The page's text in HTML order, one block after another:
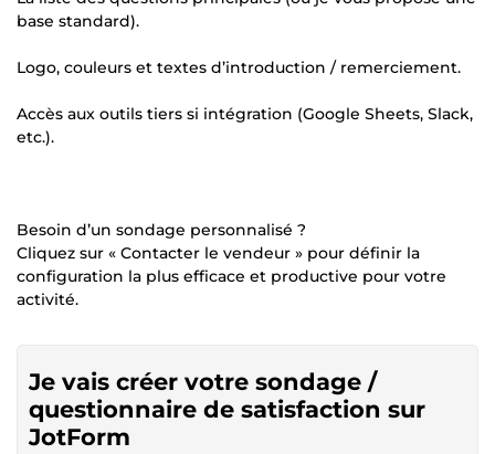
base standard).
Logo, couleurs et textes d’introduction / remerciement.
Accès aux outils tiers si intégration (Google Sheets, Slack,
etc.).
Besoin d’un sondage personnalisé ?
Cliquez sur « Contacter le vendeur » pour définir la
configuration la plus efficace et productive pour votre
activité.
Je vais créer votre sondage /
questionnaire de satisfaction sur
JotForm